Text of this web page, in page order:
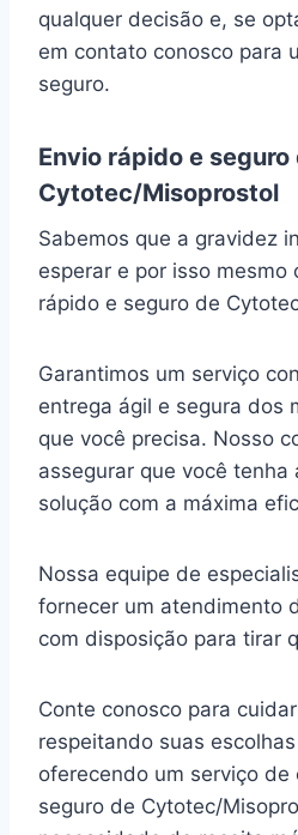
qualquer decisão e, se
em contato conosco para
seguro.
Envio rápido e seguro
Cytotec/Misoprostol
Sabemos que a gravidez
esperar e por isso mesmo
rápido e seguro de
Garantimos um serviço
entrega ágil e segura dos
que você precisa. Nosso
assegurar que você tenha
solução com a máxima
Nossa equipe de
fornecer um atendimento
com disposição para tirar
Conte conosco para
respeitando suas
oferecendo um serviço de
seguro de Cytotec/